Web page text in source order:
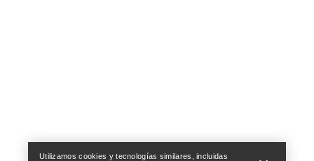
Utilizamos cookies y tecnologías similares, incluidas